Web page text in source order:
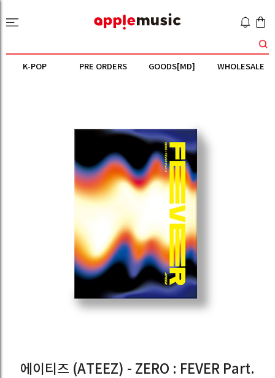
K-POP PRE ORDERS GOODS[MD] WHOLESALE
에이티즈 (ATEEZ) - ZERO : FEVER Part.